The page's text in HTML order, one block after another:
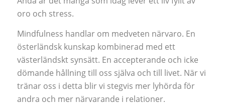
oro och stress.
Mindfulness handlar om medveten närvaro. En
österländsk kunskap kombinerad med ett
västerländskt synsätt. En accepterande och icke
dömande hållning till oss själva och till livet. När vi
tränar oss i detta blir vi stegvis mer lyhörda för
andra och mer närvarande i relationer.